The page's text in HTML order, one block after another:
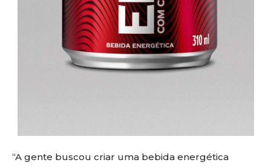
“A gente buscou criar uma bebida energética